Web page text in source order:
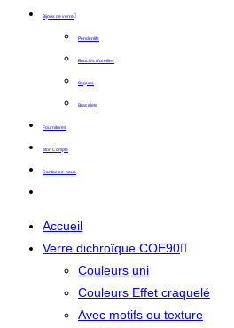
Bijoux de verre
Pendentifs
Boucles d’oreilles
Bagues
Bracelets
Fournitures
Mon Compte
Contactez-nous
Accueil
Verre dichroïque COE90
Couleurs uni
Couleurs Effet craquelé
Avec motifs ou texture